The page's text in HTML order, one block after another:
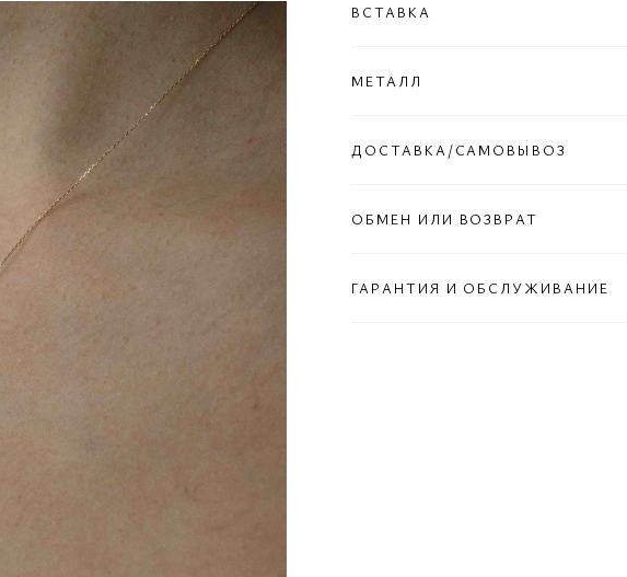
ВСТАВКА
МЕТАЛЛ
ДОСТАВКА/САМОВЫВОЗ
ОБМЕН ИЛИ ВОЗВРАТ
ГАРАНТИЯ И ОБСЛУЖИВАНИЕ